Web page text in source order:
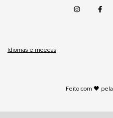
Idiomas e moedas
Feito com 🖤 pela